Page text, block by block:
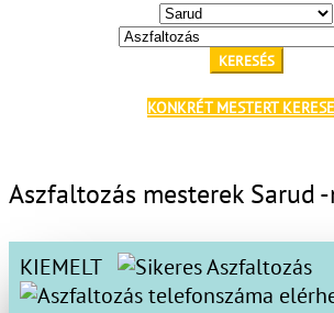
KERESÉS
KONKRÉT MESTERT
Aszfaltozás mesterek Sarud
KIEMELT